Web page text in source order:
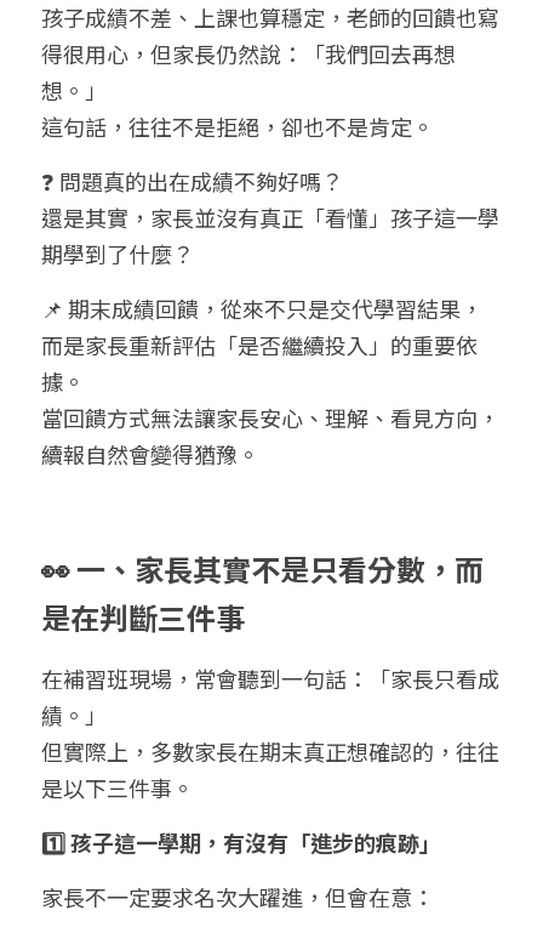
孩子成績不差、上課也算穩定，老師的回饋也寫
得很用心，但家長仍然說：「我們回去再想
想。」
這句話，往往不是拒絕，卻也不是肯定。
❓ 問題真的出在成績不夠好嗎？
還是其實，家長並沒有真正「看懂」孩子這一學
期學到了什麼？
📌 期末成績回饋，從來不只是交代學習結果，
而是家長重新評估「是否繼續投入」的重要依
據。
當回饋方式無法讓家長安心、理解、看見方向，
續報自然會變得猶豫。
👀 一、家長其實不是只看分數，而
是在判斷三件事
在補習班現場，常會聽到一句話：「家長只看成
績。」
但實際上，多數家長在期末真正想確認的，往往
是以下三件事。
1️⃣ 孩子這一學期，有沒有「進步的痕跡」
家長不一定要求名次大躍進，但會在意：